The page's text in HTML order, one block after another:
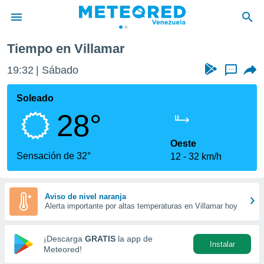
de
ha
calidad.
a este
las
y
forma
digital
basada
Tiempo en Villamar
19:33 Sábado ...
Soleado
28°
Sensación de 32°
Oeste
12
32 km/h
Aviso de nivel naranja
Alerta importante por altas temperaturas en Villamar hoy
¡Descarga GRATIS la app de
Meteored!
Instalar